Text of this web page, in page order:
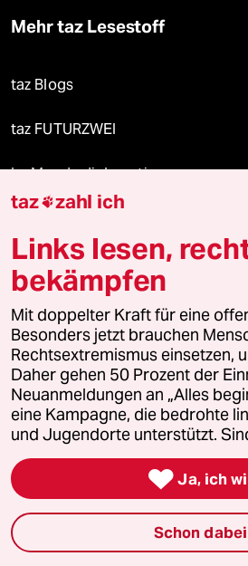
Mehr taz Lesestoff
taz Blogs
taz FUTURZWEI
Le Monde diplomatique
Mehr taz Angebote
Reisen
Kantine
Shop
Anzeigen
taz zahl ich
Links lesen,
bekämpfen
Mit doppelter Kraft für eine
Besonders jetzt brauchen
Rechtsextremismus einsetzen,
Daher gehen 50 Prozent der
Neuanmeldungen an „Alles
eine Kampagne, die bedrohte
und Jugendorte unterstützt.
 Ja, ich
Schon